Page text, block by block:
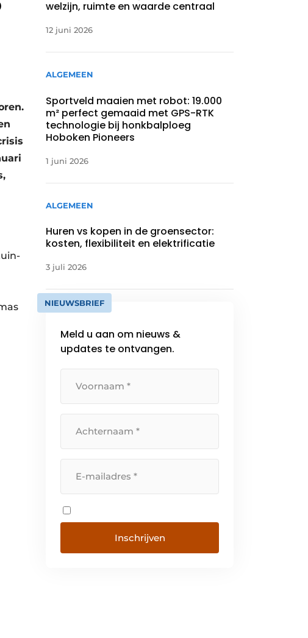
welzijn, ruimte en waarde centraal
12 juni 2026
ALGEMEEN
Sportveld maaien met robot: 19.000
m² perfect gemaaid met GPS-RTK
technologie bij honkbalploeg
Hoboken Pioneers
1 juni 2026
ALGEMEEN
Huren vs kopen in de groensector:
kosten, flexibiliteit en elektrificatie
3 juli 2026
NIEUWSBRIEF
Meld u aan om nieuws &
updates te ontvangen.